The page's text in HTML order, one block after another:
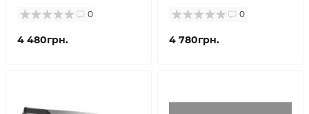
0
4 480грн.
0
4 780грн.